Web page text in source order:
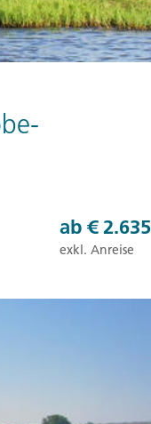
ab € 2.635
exkl. Anreise